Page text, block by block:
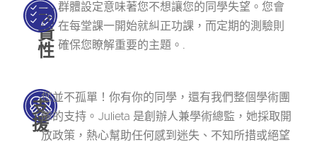
問
責
性
群體設定意味著您不想讓您的同學失望。您會
在每堂課一開始就糾正功課，而定期的測驗則
確保您瞭解重要的主題。.
支
援
您並不孤單！你有你的同學，還有我們整個學術團
隊的支持。Julieta 是創辦人兼學術總監，她採取開
放政策，熱心幫助任何感到迷失、不知所措或絕望